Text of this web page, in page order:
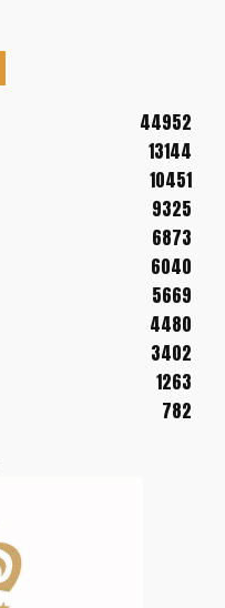
44952
13144
10451
9325
6873
6040
5669
4480
3402
1263
782